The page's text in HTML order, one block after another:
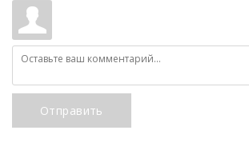
Отправить